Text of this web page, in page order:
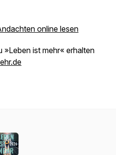
online lesen
ist mehr« erhalten